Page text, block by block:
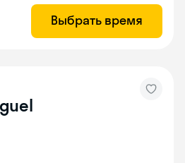
Выбрать время